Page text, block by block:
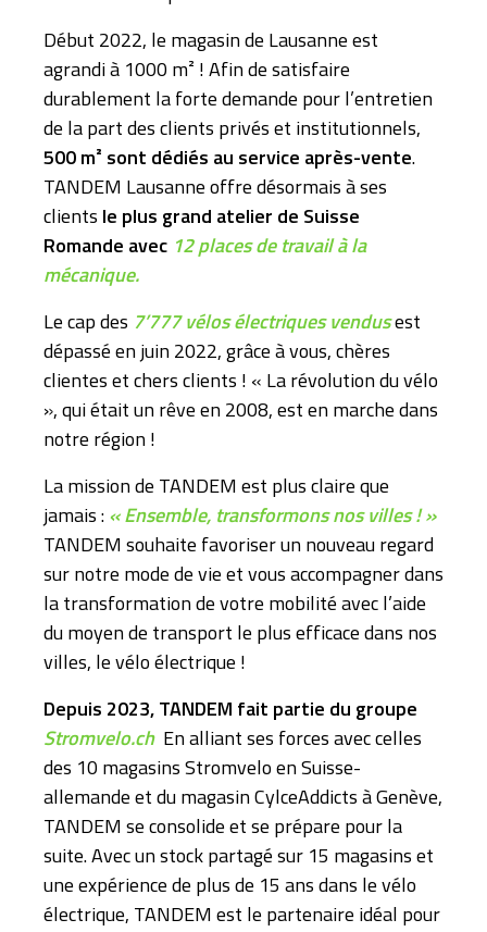
Début 2022, le magasin de Lausanne est
agrandi à 1000 m² ! Afin de satisfaire
durablement la forte demande pour l’entretien
de la part des clients privés et institutionnels,
500 m² sont dédiés au service après-vente.
TANDEM Lausanne offre désormais à ses
clients le plus grand atelier de Suisse
Romande avec 12 places de travail à la
mécanique.
Le cap des 7’777 vélos électriques vendusest
dépassé en juin 2022, grâce à vous, chères
clientes et chers clients ! « La révolution du vélo
», qui était un rêve en 2008, est en marche dans
notre région !
La mission de TANDEM est plus claire que
jamais :« Ensemble, transformons nos villes ! »
TANDEM souhaite favoriser un nouveau regard
sur notre mode de vie et vous accompagner dans
la transformation de votre mobilité avec l’aide
du moyen de transport le plus efficace dans nos
villes, le vélo électrique !
Depuis 2023, TANDEM fait partie du groupe
Stromvelo.chEn alliant ses forces avec celles
des 10 magasins Stromvelo en Suisse-
allemande et du magasin CylceAddicts à Genève,
TANDEM se consolide et se prépare pour la
suite. Avec un stock partagé sur 15 magasins et
une expérience de plus de 15 ans dans le vélo
électrique, TANDEM est le partenaire idéal pour